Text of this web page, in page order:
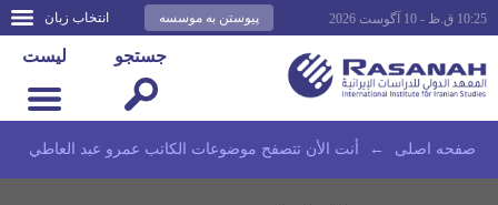
انتخاب زبان پیوستن به موسسه 10:25 ق.ظ - 10 آگوست 2026
لیست جستجو
صفحه اصلى ← أنت الأن تتصفح موضوعات الكاتب عمرو عبد العاطي